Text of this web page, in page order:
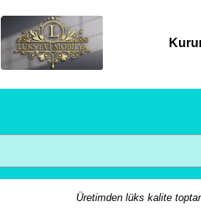
Üretimden lüks kalite